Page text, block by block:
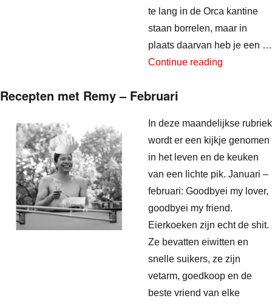
te lang in de Orca kantine
staan borrelen, maar in
plaats daarvan heb je een …
Continue reading
Recepten met Remy – Februari
In deze maandelijkse rubriek
wordt er een kijkje genomen
in het leven en de keuken
van een lichte pik. Januari –
februari: Goodbyei my lover,
goodbyei my friend.
Eierkoeken zijn echt de shit.
Ze bevatten eiwitten en
snelle suikers, ze zijn
vetarm, goedkoop en de
beste vriend van elke